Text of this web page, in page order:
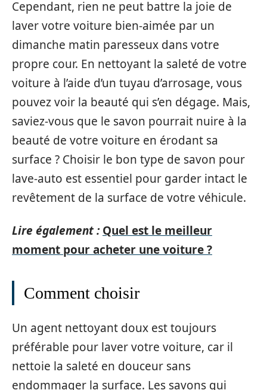
Cependant, rien ne peut battre la joie de
laver votre voiture bien-aimée par un
dimanche matin paresseux dans votre
propre cour. En nettoyant la saleté de votre
voiture à l’aide d’un tuyau d’arrosage, vous
pouvez voir la beauté qui s’en dégage. Mais,
saviez-vous que le savon pourrait nuire à la
beauté de votre voiture en érodant sa
surface ? Choisir le bon type de savon pour
lave-auto est essentiel pour garder intact le
revêtement de la surface de votre véhicule.
Lire également : Quel est le meilleur
moment pour acheter une voiture ?
Comment choisir
Un agent nettoyant doux est toujours
préférable pour laver votre voiture, car il
nettoie la saleté en douceur sans
endommager la surface. Les savons qui